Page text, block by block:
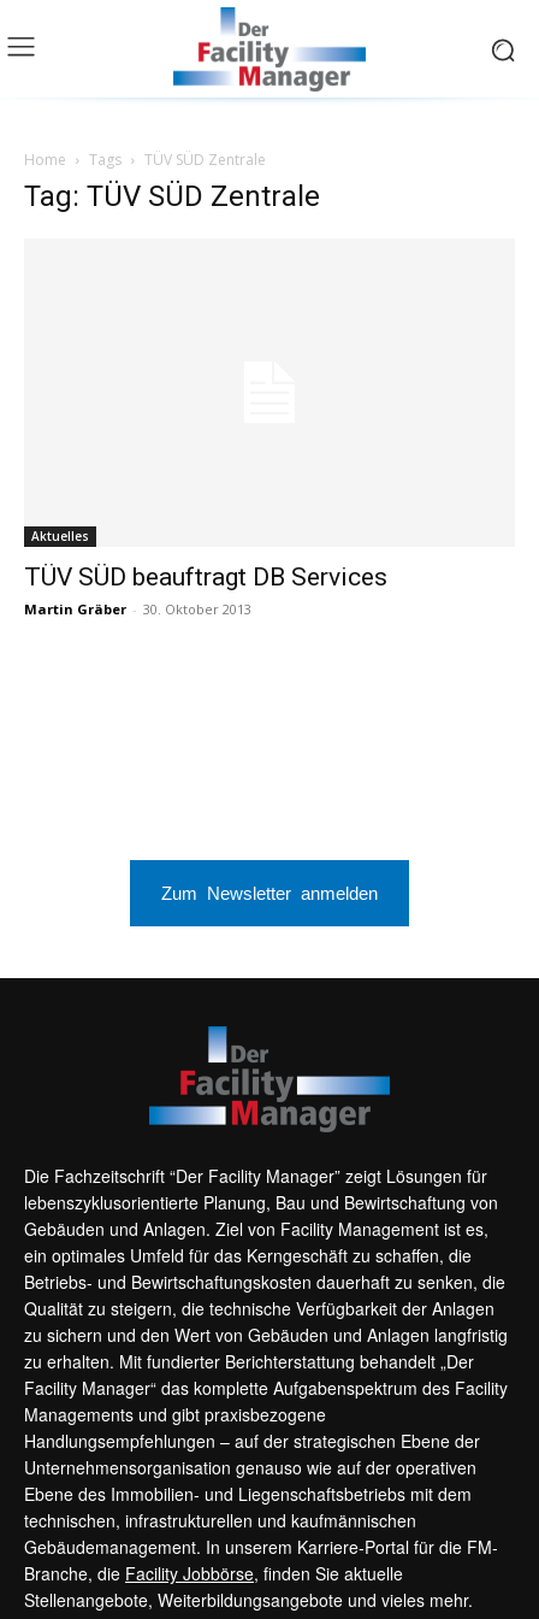
Home Tags TÜV SÜD Zentrale
Tag: TÜV SÜD Zentrale
Aktuelles
TÜV SÜD beauftragt DB Services
Martin Gräber - 30. Oktober 2013
Zum Newsletter anmelden
Die Fachzeitschrift “Der Facility Manager” zeigt Lösungen für
lebenszyklusorientierte Planung, Bau und Bewirtschaftung von
Gebäuden und Anlagen. Ziel von Facility Management ist es,
ein optimales Umfeld für das Kerngeschäft zu schaffen, die
Betriebs- und Bewirtschaftungskosten dauerhaft zu senken, die
Qualität zu steigern, die technische Verfügbarkeit der Anlagen
zu sichern und den Wert von Gebäuden und Anlagen langfristig
zu erhalten. Mit fundierter Berichterstattung behandelt „Der
Facility Manager“ das komplette Aufgabenspektrum des Facility
Managements und gibt praxisbezogene
Handlungsempfehlungen – auf der strategischen Ebene der
Unternehmensorganisation genauso wie auf der operativen
Ebene des Immobilien- und Liegenschaftsbetriebs mit dem
technischen, infrastrukturellen und kaufmännischen
Gebäudemanagement. In unserem Karriere-Portal für die FM-
Branche, die Facility Jobbörse, finden Sie aktuelle
Stellenangebote, Weiterbildungsangebote und vieles mehr.